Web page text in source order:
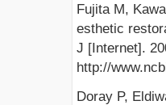
Fujita M,
esthetic
J [Internet].
http://
Doray P,